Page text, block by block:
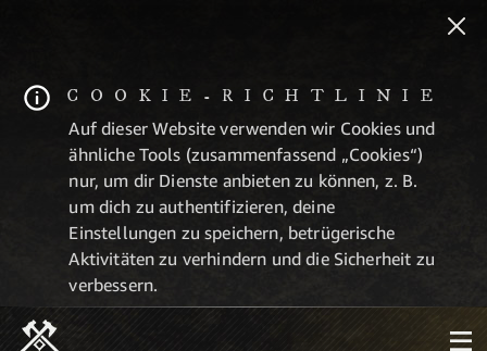
COOKIE-RICHTLINIE
Auf dieser Website verwenden wir Cookies und
ähnliche Tools (zusammenfassend „Cookies“)
nur, um dir Dienste anbieten zu können, z. B.
um dich zu authentifizieren, deine
Einstellungen zu speichern, betrügerische
Aktivitäten zu verhindern und die Sicherheit zu
verbessern.